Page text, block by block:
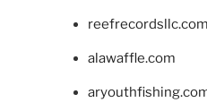
reefrecordsllc.com
alawaffle.com